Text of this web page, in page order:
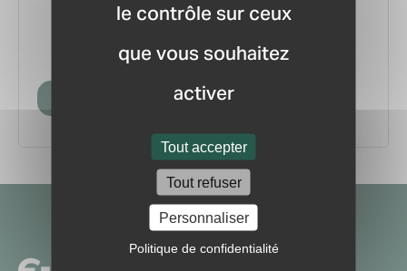
le contrôle sur ceux
que vous souhaitez
activer
Tout accepter
Tout refuser
Personnaliser
Politique de confidentialité
pour ne manquer aucune
information ou nouveauté du marché.
Créer mon compte